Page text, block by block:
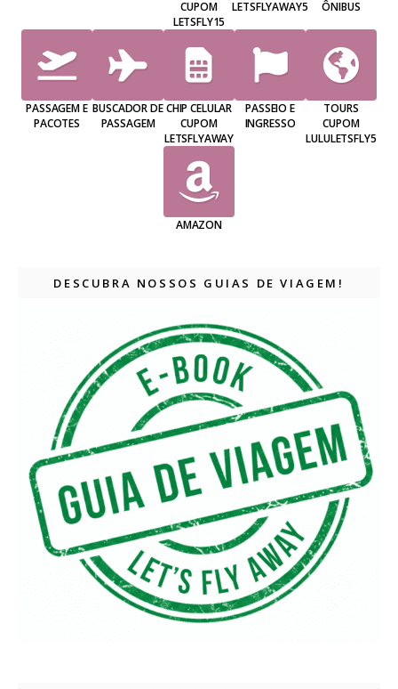
CUPOM
LETSFLY15
LETSFLYAWAY5
ÔNIBUS
PASSAGEM E
PACOTES
BUSCADOR DE
PASSAGEM
CHIP CELULAR
CUPOM
LETSFLYAWAY
PASSEIO E
INGRESSO
TOURS
CUPOM
LULULETSFLY5
AMAZON
DESCUBRA NOSSOS GUIAS DE VIAGEM!